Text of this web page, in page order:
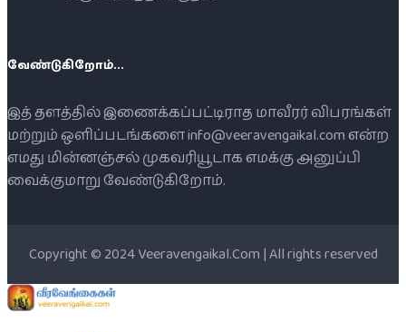
வேண்டுகிறோம்...
இத் தளத்தில் இணைக்கப்பட்டிராத மாவீரர் விபரங்கள்
மற்றும் ஒளிப்படங்களை info@veeravengaikal.com என்ற
எமது மின்னஞ்சல் முகவரியூடாக எமக்கு அனுப்பி
வைக்குமாறு வேண்டுகிறோம்.
Copyright © 2024 Veeravengaikal.Com | All rights reserved